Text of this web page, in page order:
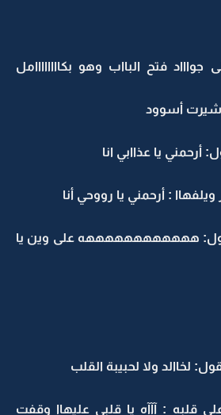
فتح البااب وهو بكاااااااامل
شيرت أسوود
يا عذاابي انا
: أرحمني يا رووحي أنا
ههههههههههههه على وين يا
لخاالد ولا لحبيبة القلب
قلبه : آآآه يا قلبي عليهاا وقفت